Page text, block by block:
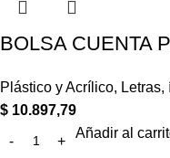
BOLSA CUENTA
Plástico y Acrílico, Letras,
$ 10.897,79
Añadir al